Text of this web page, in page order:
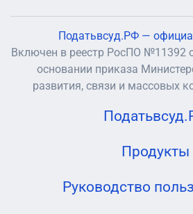
Податьвсуд.РФ —
Включен в реестр РосПО №11392
основании приказа
развития, связи и массовых
Продукты
Руководство